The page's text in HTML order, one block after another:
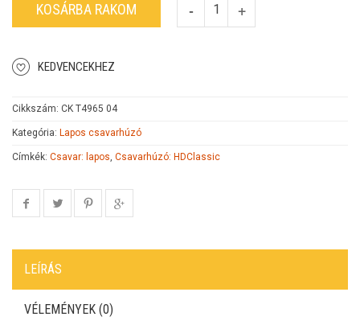
KOSÁRBA RAKOM
KEDVENCEKHEZ
Cikkszám: CK T4965 04
Kategória: Lapos csavarhúzó
Címkék: Csavar: lapos, Csavarhúzó: HDClassic
LEÍRÁS
VÉLEMÉNYEK (0)